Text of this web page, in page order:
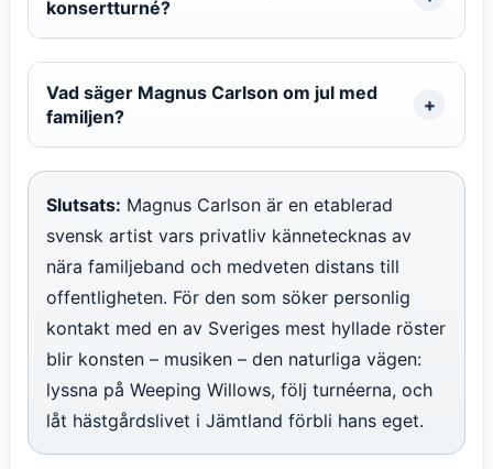
konsertturné?
Vad säger Magnus Carlson om jul med
familjen?
Slutsats: Magnus Carlson är en etablerad
svensk artist vars privatliv kännetecknas av
nära familjeband och medveten distans till
offentligheten. För den som söker personlig
kontakt med en av Sveriges mest hyllade röster
blir konsten – musiken – den naturliga vägen:
lyssna på Weeping Willows, följ turnéerna, och
låt hästgårdslivet i Jämtland förbli hans eget.